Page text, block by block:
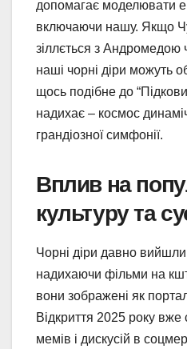
допомагає моделювати
включаючи нашу. Якщо
зіллється з Андромедою
наші чорні діри можуть
щось подібне до
надихає – космос
грандіозної симфонії.
Вплив на
культуру та
Чорні діри давно
надихаючи фільми на
вони зображені як
Відкриття 2025 року
мемів і дискусій в